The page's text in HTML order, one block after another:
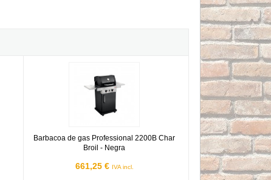
Barbacoa de gas Professional 2200B Char
Broil - Negra
661,25 € IVA incl.
Barbacoa de gas Professional 2200B Char Broil - Negra